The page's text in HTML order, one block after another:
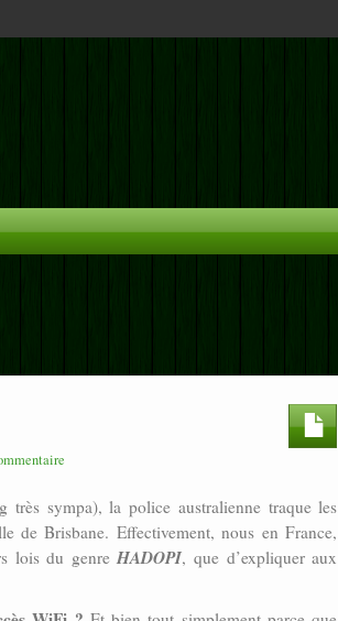
sympa), la police australienne traque les
de Brisbane. Effectivement, nous en France,
lois du genreHADOPI, que d’expliquer aux